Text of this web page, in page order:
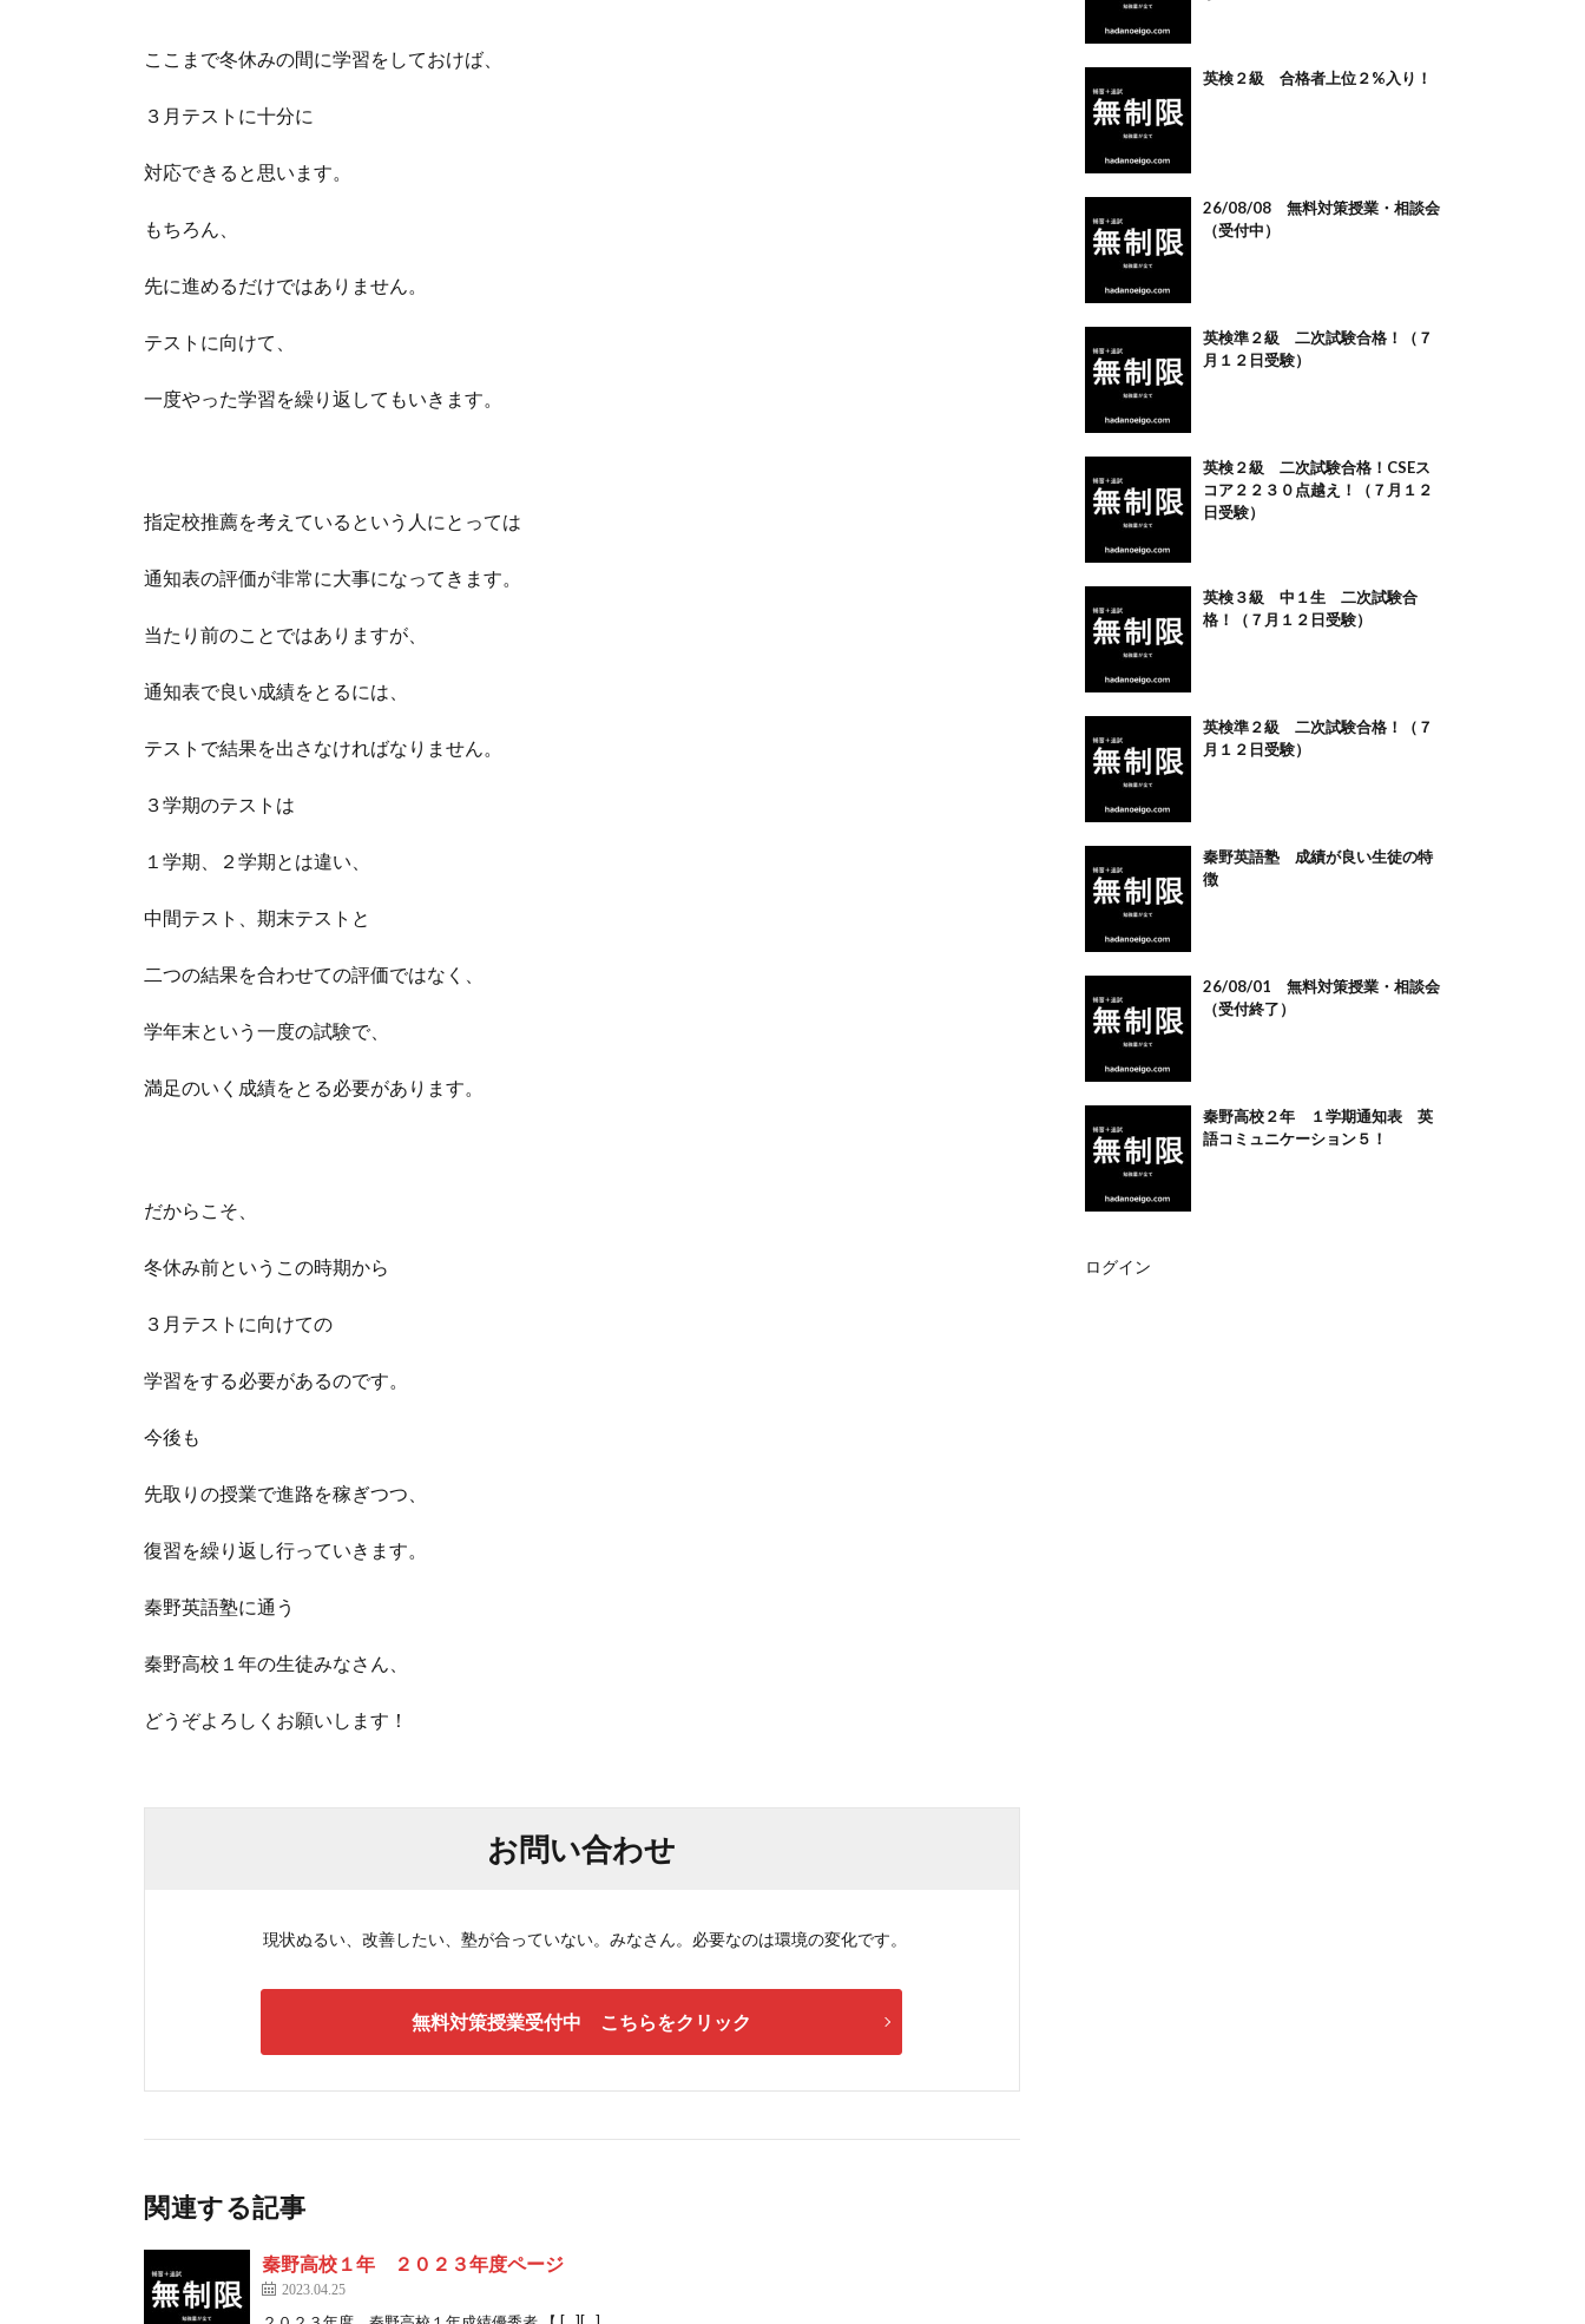
ここまで冬休みの間に学習をしておけば、
３月テストに十分に
対応できると思います。
もちろん、
先に進めるだけではありません。
テストに向けて、
一度やった学習を繰り返してもいきます。
指定校推薦を考えているという人にとっては
通知表の評価が非常に大事になってきます。
当たり前のことではありますが、
通知表で良い成績をとるには、
テストで結果を出さなければなりません。
３学期のテストは
１学期、２学期とは違い、
中間テスト、期末テストと
二つの結果を合わせての評価ではなく、
学年末という一度の試験で、
満足のいく成績をとる必要があります。
だからこそ、
冬休み前というこの時期から
３月テストに向けての
学習をする必要があるのです。
今後も
先取りの授業で進路を稼ぎつつ、
復習を繰り返し行っていきます。
秦野英語塾に通う
秦野高校１年の生徒みなさん、
どうぞよろしくお願いします！
お問い合わせ
現状ぬるい、改善したい、塾が合っていない。みなさん。必要なのは環境の変化です。
無料対策授業受付中 こちらをクリック
関連する記事
秦野高校１年 ２０２３年度ページ
2023.04.25
英検２級 合格者上位２%入り！
26/08/08 無料対策授業・相談会
（受付中）
英検準２級 二次試験合格！（７
月１２日受験）
英検２級 二次試験合格！CSEス
コア２２３０点越え！（７月１２
日受験）
英検３級 中１生 二次試験合
格！（７月１２日受験）
英検準２級 二次試験合格！（７
月１２日受験）
秦野英語塾 成績が良い生徒の特
徴
26/08/01 無料対策授業・相談会
（受付終了）
秦野高校２年 １学期通知表 英
語コミュニケーション５！
ログイン